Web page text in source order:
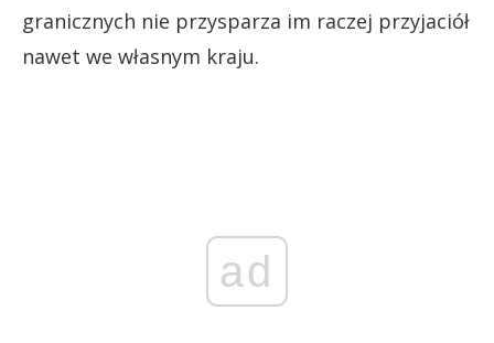
granicznych nie przysparza im raczej przyjaciół
nawet we własnym kraju.
ad